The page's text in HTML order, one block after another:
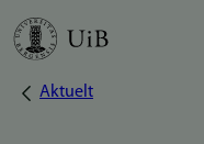
Hopp
Aktuelt